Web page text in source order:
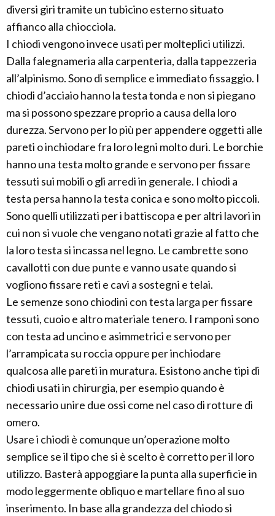
diversi giri tramite un tubicino esterno situato
affianco alla chiocciola.
I chiodi vengono invece usati per molteplici utilizzi.
Dalla falegnameria alla carpenteria, dalla tappezzeria
all’alpinismo. Sono di semplice e immediato fissaggio. I
chiodi d’acciaio hanno la testa tonda e non si piegano
ma si possono spezzare proprio a causa della loro
durezza. Servono per lo più per appendere oggetti alle
pareti o inchiodare fra loro legni molto duri. Le borchie
hanno una testa molto grande e servono per fissare
tessuti sui mobili o gli arredi in generale. I chiodi a
testa persa hanno la testa conica e sono molto piccoli.
Sono quelli utilizzati per i battiscopa e per altri lavori in
cui non si vuole che vengano notati grazie al fatto che
la loro testa si incassa nel legno. Le cambrette sono
cavallotti con due punte e vanno usate quando si
vogliono fissare reti e cavi a sostegni e telai.
Le semenze sono chiodini con testa larga per fissare
tessuti, cuoio e altro materiale tenero. I ramponi sono
con testa ad uncino e asimmetrici e servono per
l’arrampicata su roccia oppure per inchiodare
qualcosa alle pareti in muratura. Esistono anche tipi di
chiodi usati in chirurgia, per esempio quando è
necessario unire due ossi come nel caso di rotture di
omero.
Usare i chiodi è comunque un’operazione molto
semplice se il tipo che si è scelto è corretto per il loro
utilizzo. Basterà appoggiare la punta alla superficie in
modo leggermente obliquo e martellare fino al suo
inserimento. In base alla grandezza del chiodo si